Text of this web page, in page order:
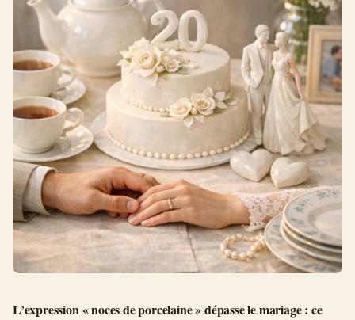
L’expression « noces de porcelaine » dépasse le mariage : ce